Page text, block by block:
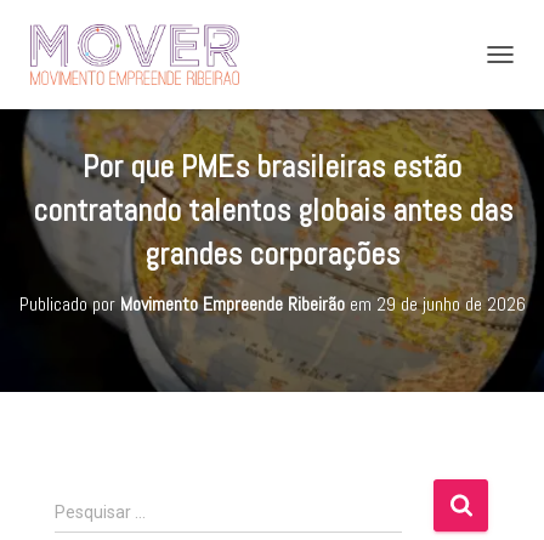
T
E
N
A
R
A
V
E
G
Ç
Por que PMEs brasileiras estão
contratando talentos globais antes das
grandes corporações
Publicado por Movimento Empreende Ribeirãoem 29 de junho de 2026
P
e
Pesquisar …